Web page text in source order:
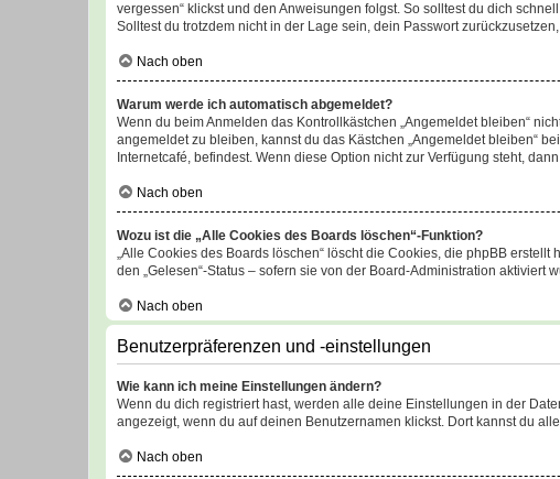
vergessen“ klickst und den Anweisungen folgst. So solltest du dich
Solltest du trotzdem nicht in der Lage sein, dein Passwort
Nach oben
Warum werde ich automatisch abgemeldet?
Wenn du beim Anmelden das Kontrollkästchen „Angemeldet bleiben“
angemeldet zu bleiben, kannst du das Kästchen „Angemeldet bleiben“
Internetcafé, befindest. Wenn diese Option nicht zur Verfügung steht,
Nach oben
Wozu ist die „Alle Cookies des Boards löschen“-Funktion?
„Alle Cookies des Boards löschen“ löscht die Cookies, die phpBB
den „Gelesen“-Status – sofern sie von der Board-Administration
Nach oben
Benutzerpräferenzen und -einstellungen
Wie kann ich meine Einstellungen ändern?
Wenn du dich registriert hast, werden alle deine Einstellungen in der
angezeigt, wenn du auf deinen Benutzernamen klickst. Dort kannst du
Nach oben